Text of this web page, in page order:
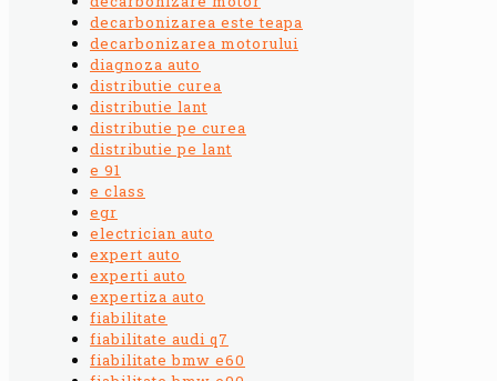
decarbonizarea este teapa
decarbonizarea motorului
diagnoza auto
distributie curea
distributie lant
distributie pe curea
distributie pe lant
e 91
e class
egr
electrician auto
expert auto
experti auto
expertiza auto
fiabilitate
fiabilitate audi q7
fiabilitate bmw e60